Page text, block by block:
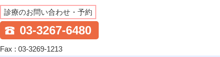
診療のお問い合わせ・予約
03-3267-6480
Fax : 03-3269-1213